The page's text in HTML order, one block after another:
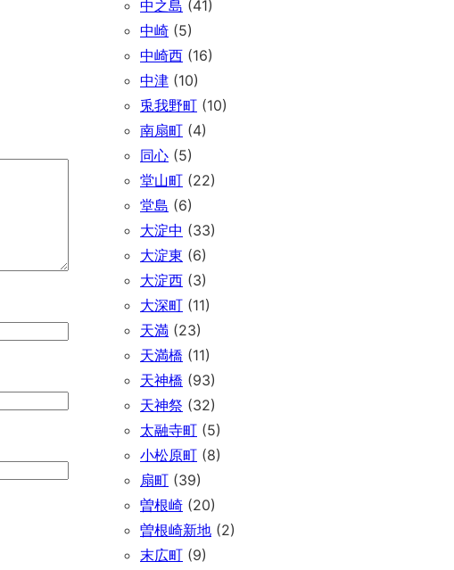
中之島 (41)
中崎 (5)
中崎西 (16)
中津 (10)
兎我野町 (10)
南扇町 (4)
同心 (5)
堂山町 (22)
堂島 (6)
大淀中 (33)
大淀東 (6)
大淀西 (3)
大深町 (11)
天満 (23)
天満橋 (11)
天神橋 (93)
天神祭 (32)
太融寺町 (5)
小松原町 (8)
扇町 (39)
曽根崎 (20)
曽根崎新地 (2)
末広町 (9)